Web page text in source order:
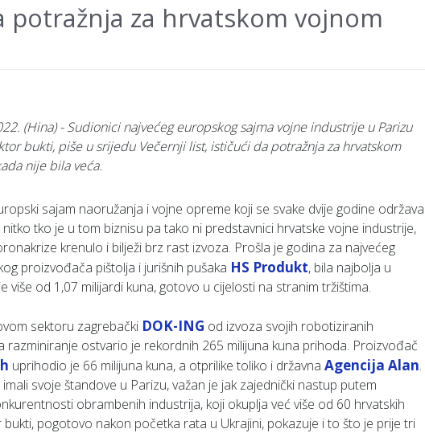
potražnja za hrvatskom vojnom
(Hina) - Sudionici najvećeg europskog sajma vojne industrije u Parizu
bukti, piše u srijedu Večernji list, ističući da potražnja za hrvatskom
nije bila veća.
sajam naoružanja i vojne opreme koji se svake dvije godine održava
tko je u tom biznisu pa tako ni predstavnici hrvatske vojne industrije,
krenulo i bilježi brz rast izvoza. Prošla je godina za najvećeg
proizvođača pištolja i jurišnih pušaka HS Produkt, bila najbolja u
više od 1,07 milijardi kuna, gotovo u cijelosti na stranim tržištima.
sektoru zagrebački DOK-ING od izvoza svojih robotiziranih
razminiranje ostvario je rekordnih 265 milijuna kuna prihoda. Proizvođač
uprihodio je 66 milijuna kuna, a otprilike toliko i državna Agencija Alan.
svoje štandove u Parizu, važan je jak zajednički nastup putem
obrambenih industrija, koji okuplja već više od 60 hrvatskih
bukti, pogotovo nakon početka rata u Ukrajini, pokazuje i to što je prije tri